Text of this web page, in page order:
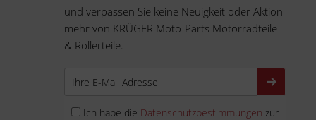
und verpassen Sie keine Neuigkeit oder Aktion
mehr von KRÜGER Moto-Parts Motorradteile
& Rollerteile.
Ich habe die Datenschutzbestimmungen zur